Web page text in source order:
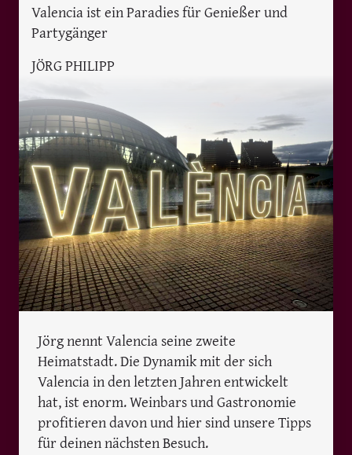
Valencia ist ein Paradies für Genießer und
Partygänger
JÖRG PHILIPP
Jörg nennt Valencia seine zweite
Heimatstadt. Die Dynamik mit der sich
Valencia in den letzten Jahren entwickelt
hat, ist enorm. Weinbars und Gastronomie
profitieren davon und hier sind unsere Tipps
für deinen nächsten Besuch.